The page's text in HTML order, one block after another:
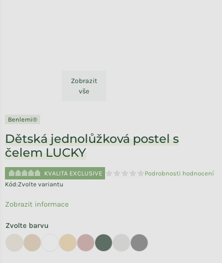
Zobrazit
vše
Benlemi®
Dětská jednolůžková postel s
čelem LUCKY
KVALITA EXCLUSIVE
Průměrné hodnocení produktu
Podrobnosti hodnocení
Kód:Zvolte variantu
Zvolte barvu
Zobrazit informace